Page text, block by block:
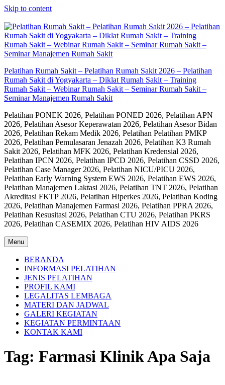
Skip to content
Pelatihan Rumah Sakit – Pelatihan Rumah Sakit 2026 – Pelatihan
Rumah Sakit di Yogyakarta – Diklat Rumah Sakit – Training
Rumah Sakit – Webinar Rumah Sakit – Seminar Rumah Sakit –
Seminar Manajemen Rumah Sakit
Pelatihan PONEK 2026, Pelatihan PONED 2026, Pelatihan APN
2026, Pelatihan Asesor Keperawatan 2026, Pelatihan Asesor Bidan
2026, Pelatihan Rekam Medik 2026, Pelatihan Pelatihan PMKP
2026, Pelatihan Pemulasaran Jenazah 2026, Pelatihan K3 Rumah
Sakit 2026, Pelatihan MFK 2026, Pelatihan Kredensial 2026,
Pelatihan IPCN 2026, Pelatihan IPCD 2026, Pelatihan CSSD 2026,
Pelatihan Case Manager 2026, Pelatihan NICU/PICU 2026,
Pelatihan Early Warning System EWS 2026, Pelatihan EWS 2026,
Pelatihan Manajemen Laktasi 2026, Pelatihan TNT 2026, Pelatihan
Akreditasi FKTP 2026, Pelatihan Hiperkes 2026, Pelatihan Koding
2026, Pelatihan Manajemen Farmasi 2026, Pelatihan PPRA 2026,
Pelatihan Resusitasi 2026, Pelatihan CTU 2026, Pelatihan PKRS
2026, Pelatihan CASEMIX 2026, Pelatihan HIV AIDS 2026
Menu
BERANDA
INFORMASI PELATIHAN
JENIS PELATIHAN
PROFIL KAMI
LEGALITAS LEMBAGA
MATERI DAN JADWAL
GALERI KEGIATAN
KEGIATAN PERMINTAAN
KONTAK KAMI
Tag: Farmasi Klinik Apa Saja